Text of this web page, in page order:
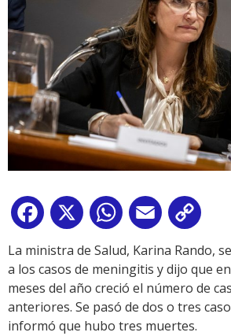
Facebook
X WhatsApp
Email
Link
La ministra de Salud, Karina Rando,
a los casos de meningitis y dijo que
meses del año creció el número de
anteriores. Se pasó de dos o tres
informó que hubo tres muertes.